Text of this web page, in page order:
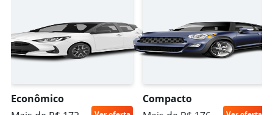
Econômico
Compacto